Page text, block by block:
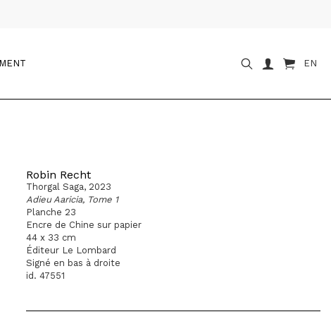
EN
Robin Recht
Thorgal Saga, 2023
Adieu Aaricia, Tome 1
Planche 23
Encre de Chine sur papier
44 x 33 cm
Éditeur Le Lombard
Signé en bas à droite
id. 47551